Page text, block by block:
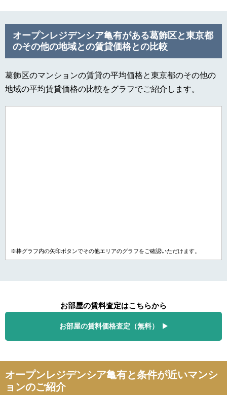
オープンレジデンシア亀有がある葛飾区と東京都
のその他の地域との賃貸価格との比較
葛飾区のマンションの賃貸の平均価格と東京都のその他の
地域の平均賃貸価格の比較をグラフでご紹介します。
※棒グラフ内の矢印ボタンでその他エリアのグラフをご確認いただけます。
お部屋の賃料査定はこちらから
お部屋の賃料価格査定（無料）
オープンレジデンシア亀有と条件が近いマンシ
ョンのご紹介